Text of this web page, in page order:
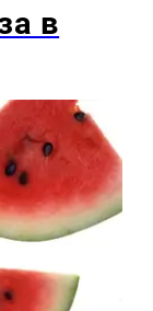
в